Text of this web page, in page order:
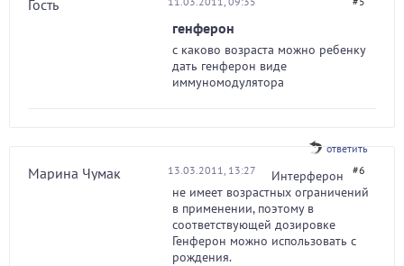
Гость
генферон
с каково возраста можно ребенку
дать генферон виде
иммуномодулятора
ответить
Марина Чумак 13.03.2011, 13:27 #6
Интерферон
не имеет возрастных ограничений
в применении, поэтому в
соответствующей дозировке
Генферон можно использовать с
рождения.